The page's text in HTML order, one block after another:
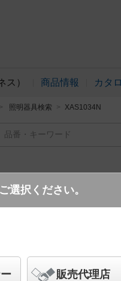
ス） 商品情報 カタ
照明器具検索 XAS1034N
品番・キーワード
選択ください。
販売代理店